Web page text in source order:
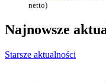
netto)
Najnowsze
Starsze aktualności